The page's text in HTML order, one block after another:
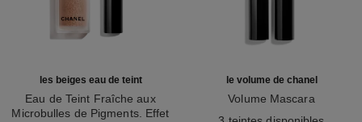
les beiges eau de teint
Eau de Teint Fraîche aux
Microbulles de Pigments. Effet
le volume de chanel
Volume Mascara